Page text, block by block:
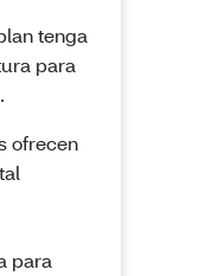
tenga
para
ofrecen
para